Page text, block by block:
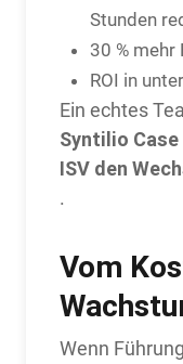
Stunden
30 %
ROI in
Ein echtes
Syntilio
ISV den
.
Vom
Wenn